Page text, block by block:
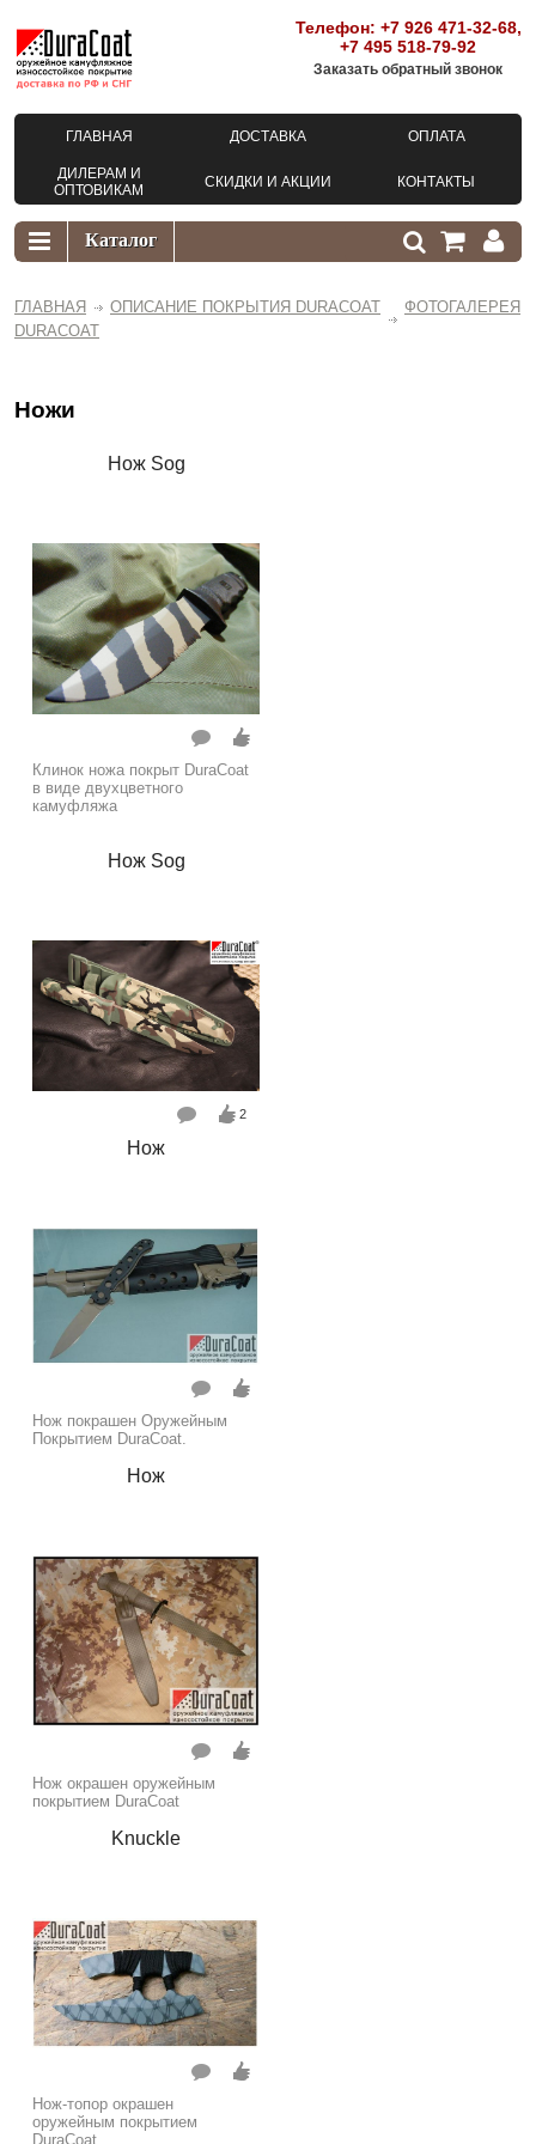
Телефон: +7 926 471-32-68,
+7 495 518-79-92
Заказать обратный звонок
ГЛАВНАЯ ДОСТАВКА ОПЛАТА
ДИЛЕРАМ И
ОПТОВИКАМ
СКИДКИ И АКЦИИ КОНТАКТЫ
ГЛАВНАЯ ОПИСАНИЕ ПОКРЫТИЯ DURACOAT
ФОТОГАЛЕРЕЯ
DURACOAT
Ножи
Нож Sog
Клинок ножа покрыт DuraCoat
в виде двухцветного
камуфляжа
Нож Sog
2
Нож
Нож покрашен Оружейным
Покрытием DuraCoat.
Нож
Нож окрашен оружейным
покрытием DuraCoat
Knuckle
Нож-топор окрашен
оружейным покрытием
DuraCoat